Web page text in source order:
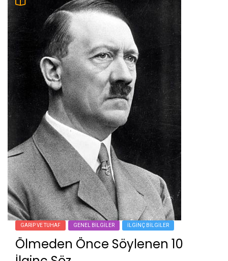
GARIP VE TUHAF GENEL BILGILER İLGINÇ BILGILER
Ölmeden Önce Söylenen 10